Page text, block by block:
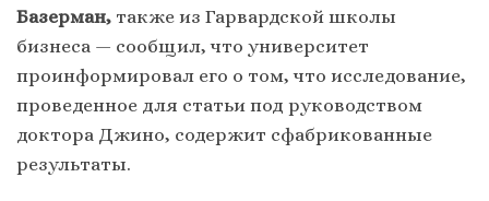
Базерман, также из Гарвардской школы
бизнеса — сообщил, что университет
проинформировал его о том, что исследование,
проведенное для статьи под руководством
доктора Джино, содержит сфабрикованные
результаты.